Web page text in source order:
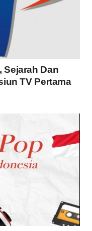
Sejarah Dan
TV Pertama